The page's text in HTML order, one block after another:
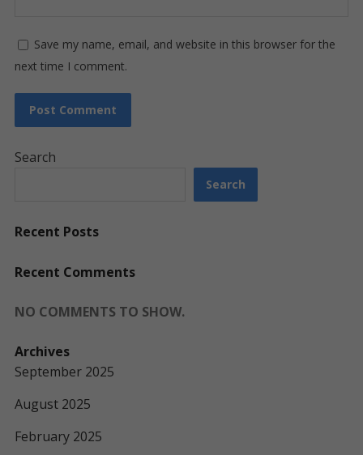
Save my name, email, and website in this browser for the
next time I comment.
Search
Search
Recent Posts
Recent Comments
NO COMMENTS TO SHOW.
Archives
September 2025
August 2025
February 2025